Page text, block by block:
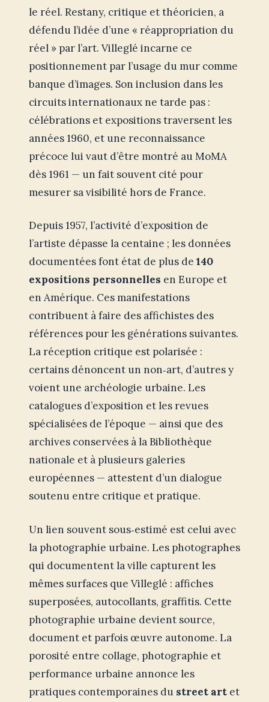
le réel. Restany, critique et théoricien, a
défendu l’idée d’une « réappropriation du
réel » par l’art. Villeglé incarne ce
positionnement par l’usage du mur comme
banque d’images. Son inclusion dans les
circuits internationaux ne tarde pas :
célébrations et expositions traversent les
années 1960, et une reconnaissance
précoce lui vaut d’être montré au MoMA
dès 1961 — un fait souvent cité pour
mesurer sa visibilité hors de France.
Depuis 1957, l’activité d’exposition de
l’artiste dépasse la centaine ; les données
documentées font état de plus de 140
expositions personnelles en Europe et
en Amérique. Ces manifestations
contribuent à faire des affichistes des
références pour les générations suivantes.
La réception critique est polarisée :
certains dénoncent un non‑art, d’autres y
voient une archéologie urbaine. Les
catalogues d’exposition et les revues
spécialisées de l’époque — ainsi que des
archives conservées à la Bibliothèque
nationale et à plusieurs galeries
européennes — attestent d’un dialogue
soutenu entre critique et pratique.
Un lien souvent sous‑estimé est celui avec
la photographie urbaine. Les photographes
qui documentent la ville capturent les
mêmes surfaces que Villeglé : affiches
superposées, autocollants, graffitis. Cette
photographie urbaine devient source,
document et parfois œuvre autonome. La
porosité entre collage, photographie et
performance urbaine annonce les
pratiques contemporaines du street artet